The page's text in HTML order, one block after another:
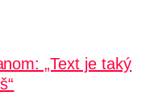
„Text je taký